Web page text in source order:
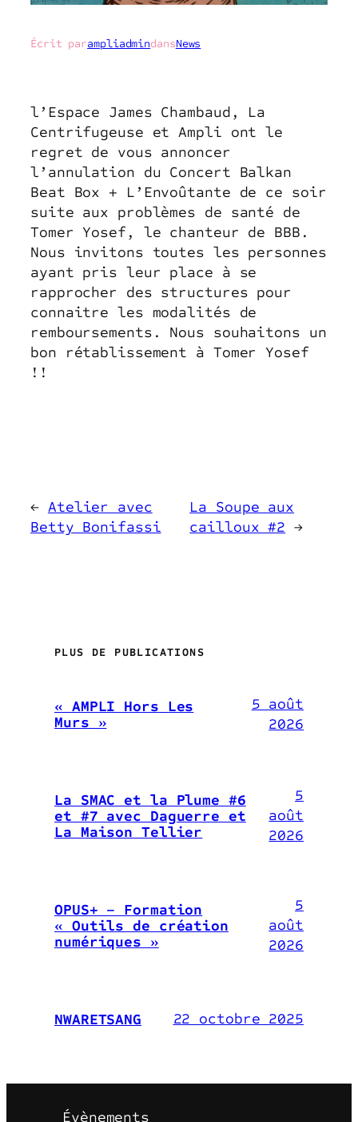
Écrit parampliadmindansNews
l’Espace James Chambaud, La
Centrifugeuse et Ampli ont le
regret de vous annoncer
l’annulation du Concert Balkan
Beat Box + L’Envoûtante de ce soir
suite aux problèmes de santé de
Tomer Yosef, le chanteur de BBB.
Nous invitons toutes les personnes
ayant pris leur place à se
rapprocher des structures pour
connaitre les modalités de
remboursements. Nous souhaitons un
bon rétablissement à Tomer Yosef
!!
← Atelier avec
Betty Bonifassi
La Soupe aux
cailloux #2 →
PLUS DE PUBLICATIONS
« AMPLI Hors Les
Murs »
5 août
2026
La SMAC et la Plume #6
et #7 avec Daguerre et
La Maison Tellier
5
août
2026
OPUS+ – Formation
« Outils de création
numériques »
5
août
2026
NWARETSANG 22 octobre 2025
Évènements